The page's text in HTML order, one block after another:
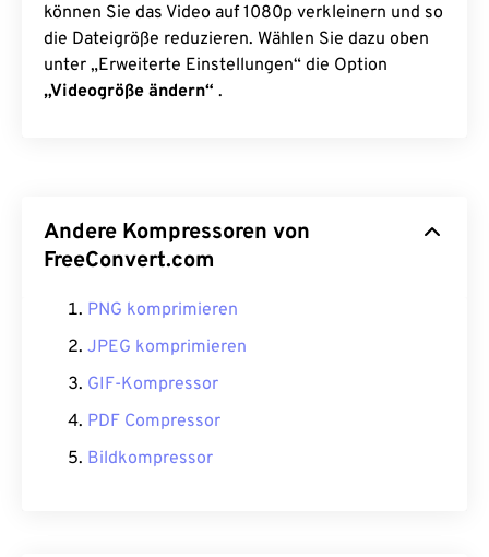
können Sie das Video auf 1080p verkleinern und so
die Dateigröße reduzieren. Wählen Sie dazu oben
unter „Erweiterte Einstellungen“ die Option
„Videogröße ändern“ .
Andere Kompressoren von
FreeConvert.com
PNG komprimieren
JPEG komprimieren
GIF-Kompressor
PDF Compressor
Bildkompressor